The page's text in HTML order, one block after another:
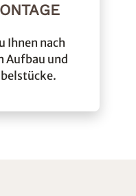
Ihnen nach
Aufbau und